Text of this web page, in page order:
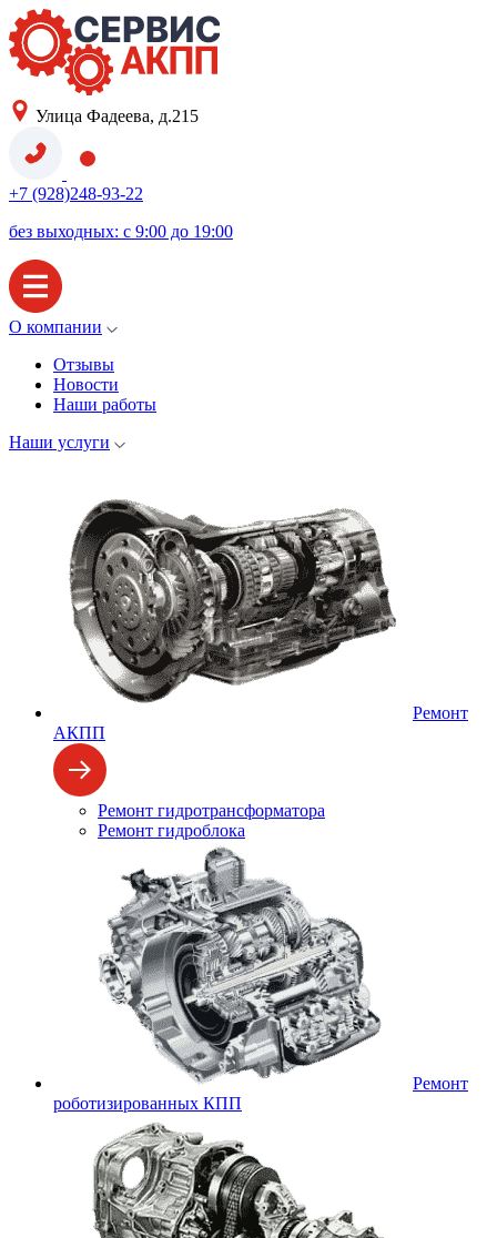
Улица Фадеева, д.215
+7 (928)248-93-22
без выходных: с 9:00 до 19:00
О компании
Отзывы
Новости
Наши работы
Наши услуги
Ремонт
АКПП
Ремонт гидротрансформатора
Ремонт гидроблока
Ремонт
роботизированных КПП